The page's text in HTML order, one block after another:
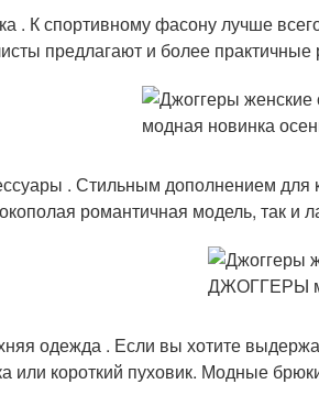
. К спортивному фасону лучше
предлагают и более
. Стильным дополнением для
романтичная модель, так и
одежда . Если вы хотите
или короткий пуховик. Модные